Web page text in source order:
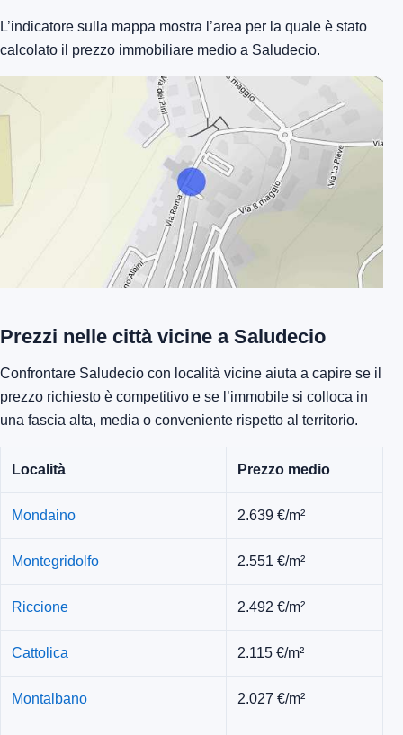
L’indicatore sulla mappa mostra l’area per la quale è stato
calcolato il prezzo immobiliare medio a Saludecio.
Prezzi nelle città vicine a Saludecio
Confrontare Saludecio con località vicine aiuta a capire se il
prezzo richiesto è competitivo e se l’immobile si colloca in
una fascia alta, media o conveniente rispetto al territorio.
Località Prezzo medio
Mondaino 2.639 €/m²
Montegridolfo 2.551 €/m²
Riccione 2.492 €/m²
Cattolica 2.115 €/m²
Montalbano 2.027 €/m²